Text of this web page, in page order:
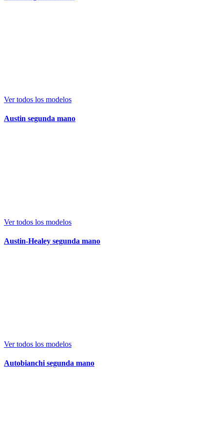
Ver todos los modelos
Austin segunda mano
Ver todos los modelos
Austin-Healey segunda mano
Ver todos los modelos
Autobianchi segunda mano